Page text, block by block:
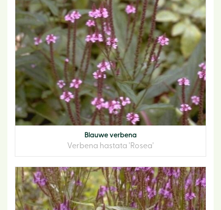
Blauwe verbena
Verbena hastata 'Rosea'